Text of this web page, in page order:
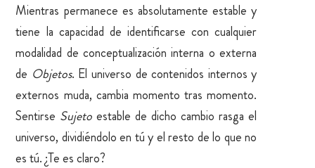
Mientras permanece es absolutamente estable y
tiene la capacidad de identificarse con cualquier
modalidad de conceptualización interna o externa
de Objetos. El universo de contenidos internos y
externos muda, cambia momento tras momento.
Sentirse Sujetoestable de dicho cambio rasga el
universo, dividiéndolo en tú y el resto de lo que no
es tú. ¿Te es claro?